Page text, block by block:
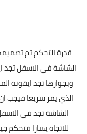
قدرة التحكم تم
الشاشة في الاسفل تجد
وبجوارها تجد ايقونة
الذي يمر سريعا فيجب
الشاشة تجد في
للاتجاه يسارا فتحكم